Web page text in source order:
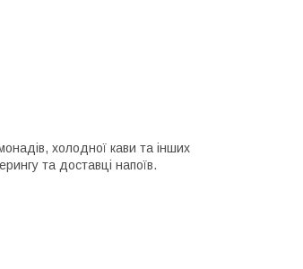
холодної кави та інших
та доставці напоїв.